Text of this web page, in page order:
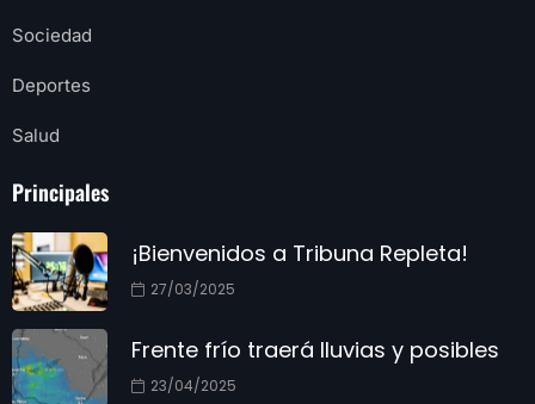
Sociedad
Deportes
Salud
Principales
¡Bienvenidos a Tribuna Repleta!
27/03/2025
Frente frío traerá lluvias y posibles
23/04/2025